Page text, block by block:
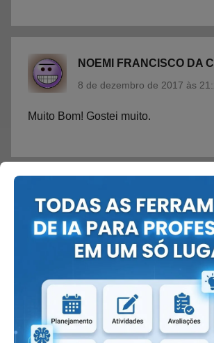
NOEMI FRANCISCO DA
8 de dezembro de 2017 às
Muito Bom! Gostei muito.
2 de janeiro de 2018 às 23:24